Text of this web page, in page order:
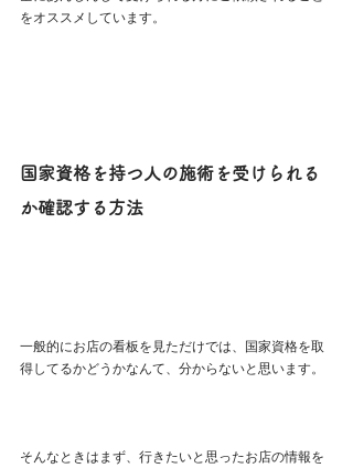
をオススメしています。
国家資格を持つ人の施術を受けられる
か確認する方法
一般的にお店の看板を見ただけでは、国家資格を取
得してるかどうかなんて、分からないと思います。
そんなときはまず、行きたいと思ったお店の情報を